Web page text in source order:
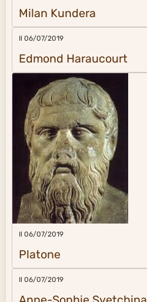
Milan Kundera
Il 06/07/2019
Edmond Haraucourt
Il 06/07/2019
Platone
Il 06/07/2019